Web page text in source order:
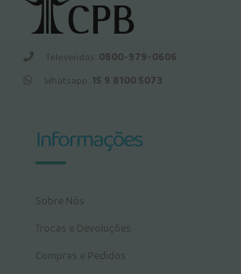
Televendas: 0800-979-0606
Whatsapp: 15 9 8100 5073
Informações
Sobre Nós
Trocas e Devoluções
Compras e Pedidos